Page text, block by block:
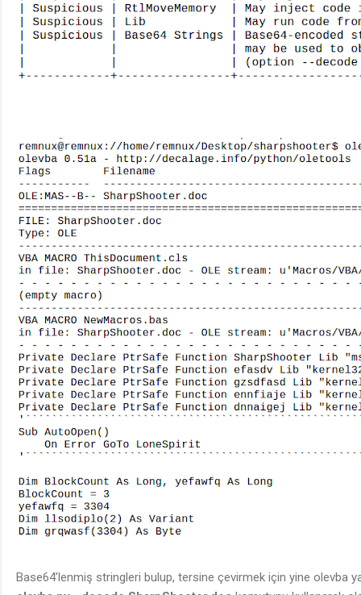
Base64’lenmiş stringleri bulup, tersine çevirmek için yine olevba